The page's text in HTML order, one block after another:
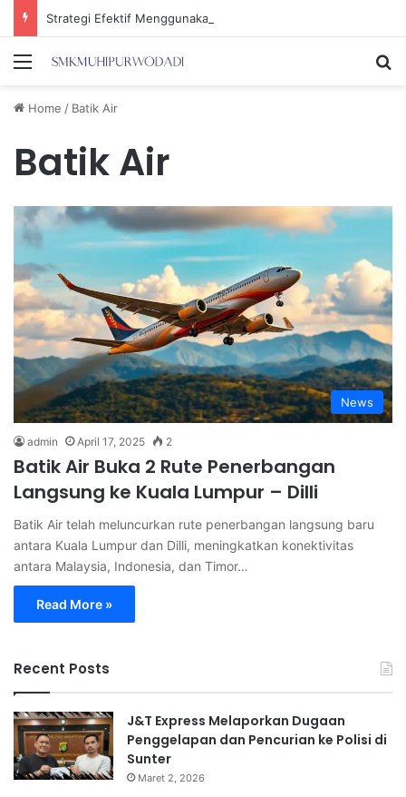
Menu
Home / Batik Air
Batik Air
News
admin April 17, 2025 2
Batik Air Buka 2 Rute Penerbangan
Langsung ke Kuala Lumpur – Dilli
Batik Air telah meluncurkan rute penerbangan langsung baru
antara Kuala Lumpur dan Dilli, meningkatkan konektivitas
antara Malaysia, Indonesia, dan Timor…
Read More »
Recent Posts
J&T Express Melaporkan Dugaan
Penggelapan dan Pencurian ke Polisi di
Sunter
Maret 2, 2026